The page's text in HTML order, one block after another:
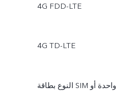
4G FDD-LTE
4G TD-LTE
النوع بطاقة SIM واحدة أو